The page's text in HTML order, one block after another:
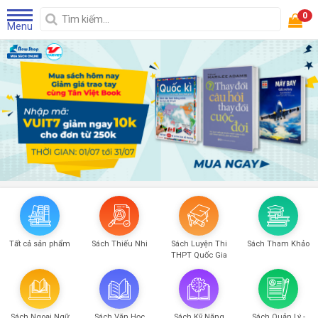
Menu
0
Tất cả sản phẩm Sách Thiếu Nhi
Sách Luyện Thi
THPT Quốc Gia
Sách Tham Khảo